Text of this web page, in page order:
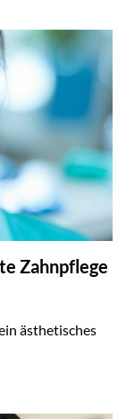
Zahnpflege
ästhetisches